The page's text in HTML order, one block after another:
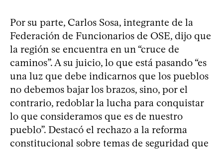
Por su parte, Carlos Sosa, integrante de la
Federación de Funcionarios de OSE, dijo que
la región se encuentra en un “cruce de
caminos”. A su juicio, lo que está pasando “es
una luz que debe indicarnos que los pueblos
no debemos bajar los brazos, sino, por el
contrario, redoblar la lucha para conquistar
lo que consideramos que es de nuestro
pueblo”. Destacó el rechazo a la reforma
constitucional sobre temas de seguridad que